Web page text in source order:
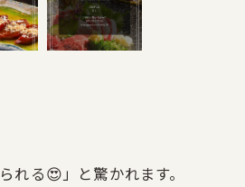
る😍」と驚かれます。